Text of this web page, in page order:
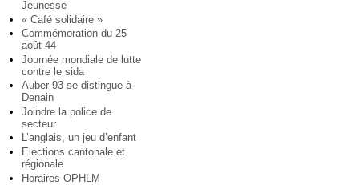
Jeunesse
« Café solidaire »
Commémoration du 25
août 44
Journée mondiale de lutte
contre le sida
Auber 93 se distingue à
Denain
Joindre la police de
secteur
L’anglais, un jeu d’enfant
Elections cantonale et
régionale
Horaires OPHLM